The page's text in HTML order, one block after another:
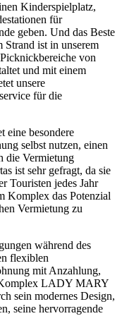
Kinderspielplatz,
für
geben. Und das Beste
Strand ist in unserem
von
und mit einem
unsere
für die
eine besondere
selbst nutzen, einen
die Vermietung
ist sehr gefragt, da sie
Touristen jedes Jahr
Komplex das Potenzial
Vermietung zu
während des
flexiblen
mit Anzahlung,
Komplex LADY MARY
sein modernes Design,
seine hervorragende